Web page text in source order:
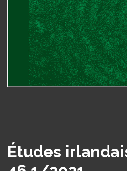
Études